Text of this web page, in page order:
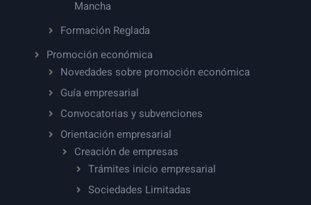
Mancha
Formación Reglada
Promoción económica
Novedades sobre promoción económica
Guía empresarial
Convocatorias y subvenciones
Orientación empresarial
Creación de empresas
Trámites inicio empresarial
Sociedades Limitadas